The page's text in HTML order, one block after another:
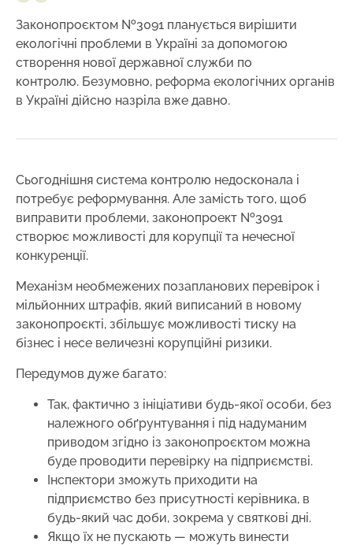
Законопроєктом №3091 планується вирішити
екологічні проблеми в Україні за допомогою
створення нової державної служби по
контролю. Безумовно, реформа екологічних органів
в Україні дійсно назріла вже давно.
Сьогоднішня система контролю недосконала і
потребує реформування. Але замість того, щоб
виправити проблеми, законопроект №3091
створює можливості для корупції та нечесної
конкуренції.
Механізм необмежених позапланових перевірок і
мільйонних штрафів, який виписаний в новому
законопроєкті, збільшує можливості тиску на
бізнес і несе величезні корупційні ризики.
Передумов дуже багато:
Так, фактично з ініціативи будь-якої особи, без
належного обґрунтування і під надуманим
приводом згідно із законопроєктом можна
буде проводити перевірку на підприємстві.
Інспектори зможуть приходити на
підприємство без присутності керівника, в
будь-який час доби, зокрема у святкові дні.
Якщо їх не пускають — можуть винести